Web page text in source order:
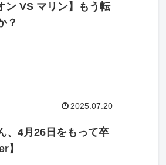
ン VS マリン】もう転
？
2025.07.20
、4月26日をもって卒
】